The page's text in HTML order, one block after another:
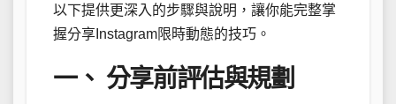
以下提供更深入的步驟與說明，讓你能完整掌
握分享Instagram限時動態的技巧。
一、 分享前評估與規劃